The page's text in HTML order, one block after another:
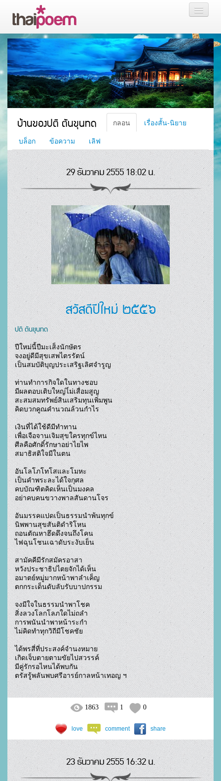
หน้าแรก
กลอน
เรื่องสั้น นิยาย
บล็อก
สมาชิก
หน้าส่วนตัว
บ้านของปติ ตันขุนทด กลอน
เรื่องสั้น-นิยาย
บล็อก
ข้อความ เลิฟ
29 ธันวาคม 2555 18:02 น.
สวัสดีปีใหม่ ๒๕๕๖
ปติ ตันขุนทด
ปีใหม่นี้ปีมะเส็งนักษัตร
จงอยู่ดีมีสุขเสพไตรรัตน์
เป็นสมบัติบุญประเสริฐเลิศจำรูญ
ท่านทำการกิจใดในทางชอบ
มีผลตอบเติบใหญ่ไ่ม่เสื่อมสูญ
สะสมสมทรัพย์สินเสริมทุนเพิ่มพูน
คิดบวกคูณคำนวณล้วนกำไร
เงินที่ได้ใช้ดีมีทำทาน
เพื่อเจือจานเจิมสุขใครทุกข์ไหน
ศีลคือศักดิ์รักษาอย่าไยไพ
สมาธิสติใจมีในตน
อันโลโภโทโสและโมหะ
เป็นคำพระละได้ใจกุศล
คบบัณฑิตคิดเห็นเป็นมงคล
อย่าคบคนขวางพาลสันดานโจร
อันมรรคแปดเป็นธรรมนำพ้นทุกข์
นิพพานสุขสันติดำริโหน
ถอนตัณหาฮึดดึงจนถึงโคน
ไฟฉุนโชนเฉาดับระงับเย็น
สามัคคีมีรักสมัครอาสา
หวังประชาธิปไตยจักได้เห็น
อมาตย์หมู่มากหน้าพาลำเค็ญ
ตกกระเด็นดับลับรับบาปกรรม
จงมีใจในธรรมนำพาโชค
สิ่งลวงโลกโลภใดไม่ถลำ
การพนันนำพาหน้าระกำ
ไม่คิดทำทุกวิถีมีโชคชัย
ได้พรสี่ที่ประสงค์จำนงหมาย
เกิดเจ็บตายตามขัยไปสวรรค์
มีคู่รักรอไหนได้พบกัน
ตรัสรู้พลันพบศรีอารย์กาลหน้าเทอญ ฯ
1863 1 0
love comment share
23 ธันวาคม 2555 16:32 น.